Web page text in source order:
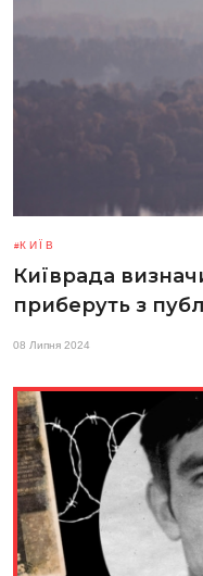
КИЇВ
Київрада
приберуть з
08 Липня 2024